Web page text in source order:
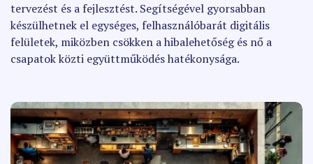
tervezést és a fejlesztést. Segítségével gyorsabban
készülhetnek el egységes, felhasználóbarát digitális
felületek, miközben csökken a hibalehetőség és nő a
csapatok közti együttműködés hatékonysága.